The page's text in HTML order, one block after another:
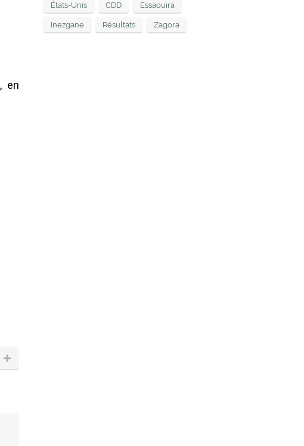
, en
États-Unis CDD Essaouira
Inezgane Résultats Zagora